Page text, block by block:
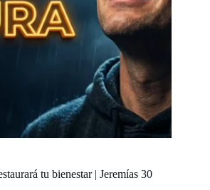
tu bienestar | Jeremías 30